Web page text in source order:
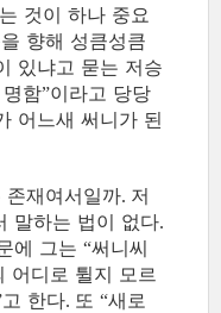
것이 하나 중요
향해 성큼성큼
있냐고 묻는 저승
함”이라고 당당
어느새 써니가 된
재여서일까. 저
말하는 법이 없다.
에 그는 “써니씨
어디로 튈지 모르
고 한다. 또 “새로